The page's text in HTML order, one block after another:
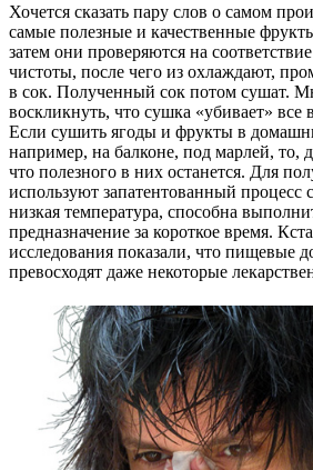
Хочется сказать пару слов о самом
самые полезные и качественные
затем они проверяются на
чистоты, после чего из охлаждают,
в сок. Полученный сок потом сушат.
воскликнуть, что сушка «убивает»
Если сушить ягоды и фрукты в
например, на балконе, под марлей, то,
что полезного в них останется. Для
используют запатентованный
низкая температура, способна
предназначение за короткое время.
исследования показали, что пищевые
превосходят даже некоторые